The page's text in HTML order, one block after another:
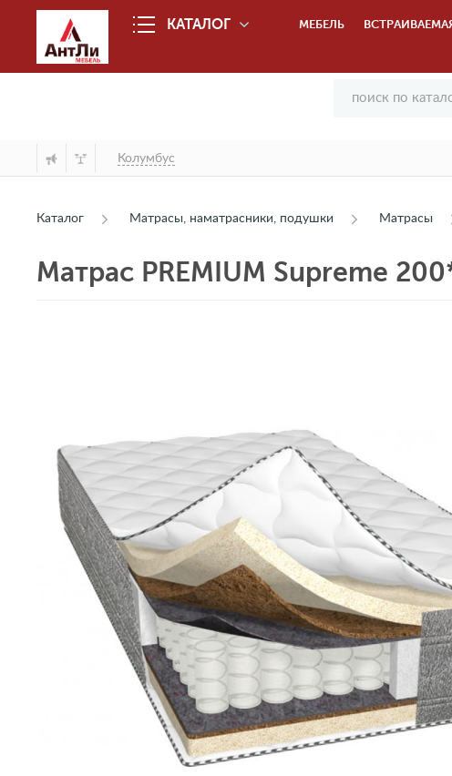
КАТАЛОГ МЕБЕЛЬ
Колумбус
Каталог Матрасы, наматрасники, подушки Матрасы
Матрас PREMIUM Supreme